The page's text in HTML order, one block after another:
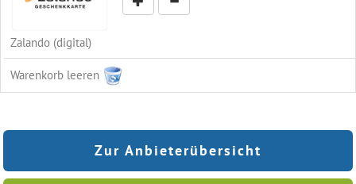
Zalando (digital)
Warenkorb leeren
Zur Anbieterübersicht